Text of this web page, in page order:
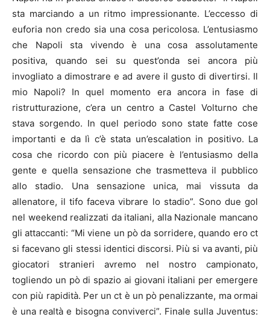
sta marciando a un ritmo impressionante. L’eccesso di
euforia non credo sia una cosa pericolosa. L’entusiasmo
che Napoli sta vivendo è una cosa assolutamente
positiva, quando sei su quest’onda sei ancora più
invogliato a dimostrare e ad avere il gusto di divertirsi. Il
mio Napoli? In quel momento era ancora in fase di
ristrutturazione, c’era un centro a Castel Volturno che
stava sorgendo. In quel periodo sono state fatte cose
importanti e da lì c’è stata un’escalation in positivo. La
cosa che ricordo con più piacere è l’entusiasmo della
gente e quella sensazione che trasmetteva il pubblico
allo stadio. Una sensazione unica, mai vissuta da
allenatore, il tifo faceva vibrare lo stadio”. Sono due gol
nel weekend realizzati da italiani, alla Nazionale mancano
gli attaccanti: “Mi viene un pò da sorridere, quando ero ct
si facevano gli stessi identici discorsi. Più si va avanti, più
giocatori stranieri avremo nel nostro campionato,
togliendo un pò di spazio ai giovani italiani per emergere
con più rapidità. Per un ct è un pò penalizzante, ma ormai
è una realtà e bisogna conviverci”. Finale sulla Juventus: